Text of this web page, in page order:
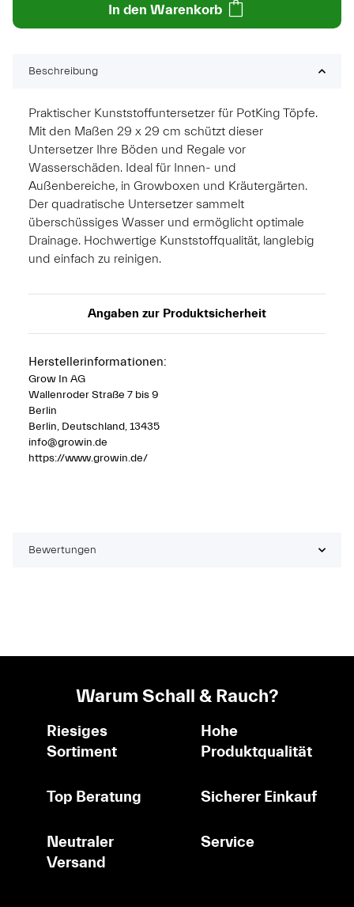
In den Warenkorb
Beschreibung
Praktischer Kunststoffuntersetzer für PotKing Töpfe.
Mit den Maßen 29 x 29 cm schützt dieser
Untersetzer Ihre Böden und Regale vor
Wasserschäden. Ideal für Innen- und
Außenbereiche, in Growboxen und Kräutergärten.
Der quadratische Untersetzer sammelt
überschüssiges Wasser und ermöglicht optimale
Drainage. Hochwertige Kunststoffqualität, langlebig
und einfach zu reinigen.
Angaben zur Produktsicherheit
Herstellerinformationen:
Grow In AG
Wallenroder Straße 7 bis 9
Berlin
Berlin, Deutschland, 13435
info@growin.de
https://www.growin.de/
Bewertungen
Warum Schall & Rauch?
Riesiges
Sortiment
Hohe
Produktqualität
Top Beratung Sicherer Einkauf
Neutraler
Versand
Service